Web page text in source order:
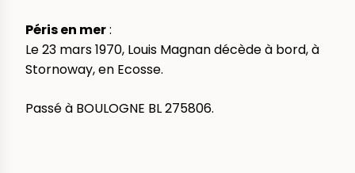
Péris en mer:
Le 23 mars 1970, Louis Magnan décède à bord, à
Stornoway, en Ecosse.
Passé à BOULOGNE BL 275806.